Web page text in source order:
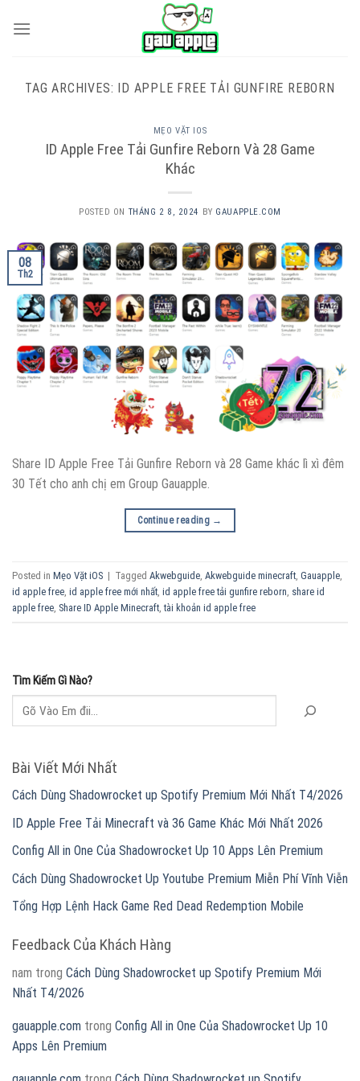
TAG ARCHIVES: ID APPLE FREE TẢI GUNFIRE REBORN
MẸO VẶT IOS
ID Apple Free Tải Gunfire Reborn Và 28 Game
Khác
POSTED ON THÁNG 2 8, 2024 BY GAUAPPLE.COM
08
Th2
Share ID Apple Free Tải Gunfire Reborn và 28 Game khác lì xì đêm
30 Tết cho anh chị em Group Gauapple.
Continue reading →
Posted in Mẹo Vặt iOS | Tagged Akwebguide Akwebguide minecraft Gauapple
id apple free id apple free mới nhất id apple free tải gunfire reborn share id
apple free Share ID Apple Minecraft ,tài khoản id apple free
Tìm Kiếm Gì Nào?
Bài Viết Mới Nhất
Cách Dùng Shadowrocket up Spotify Premium Mới Nhất T4/2026
ID Apple Free Tải Minecraft và 36 Game Khác Mới Nhất 2026
Config All in One Của Shadowrocket Up 10 Apps Lên Premium
Cách Dùng Shadowrocket Up Youtube Premium Miễn Phí Vĩnh Viễn
Tổng Hợp Lệnh Hack Game Red Dead Redemption Mobile
Feedback Của Khách Hàng
nam trong Cách Dùng Shadowrocket up Spotify Premium Mới
Nhất T4/2026
gauapple.com trong Config All in One Của Shadowrocket Up 10
Apps Lên Premium